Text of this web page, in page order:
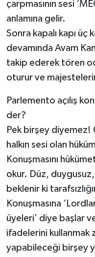
çarpmasının sesi
anlamına gelir.
Sonra kapalı kapı üç
devamında Avam
takip ederek tören
oturur ve
Parlemento açılış
der?
Pek birşey diyemez!
halkın sesi olan
Konuşmasını
okur. Düz,
beklenir ki
Konuşmasına
üyeleri’ diye başlar
ifadelerini kullanmak
yapabileceği birşey